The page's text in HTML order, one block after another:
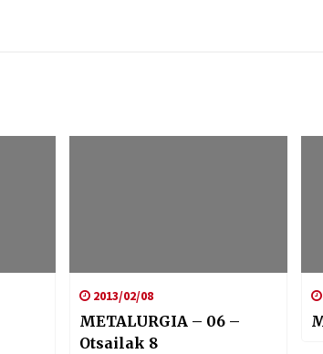
2013/02/08
METALURGIA – 06 –
Otsailak 8